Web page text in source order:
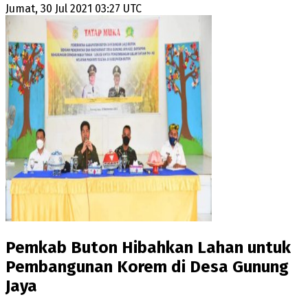
Jumat, 30 Jul 2021 03:27 UTC
Pemkab Buton Hibahkan Lahan untuk
Pembangunan Korem di Desa Gunung
Jaya